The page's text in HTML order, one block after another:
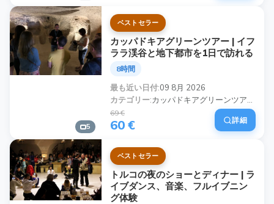
5
ベストセラー
カッパドキアグリーンツアー | イフ
ララ渓谷と地下都市を1日で訪れる
8時間
最も近い日付 09 8月 2026
カテゴリー
69 €
60 € 詳細
ベストセラー
トルコの夜のショーとディナー | ラ
イブダンス、音楽、フルイブニン
グ体験